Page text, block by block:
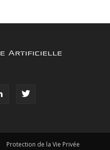
Protection de la Vie Privée